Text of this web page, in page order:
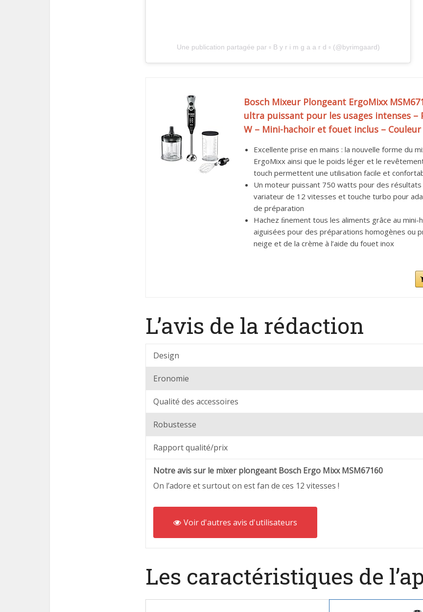
Une publication partagée par ▫️ B y r i m g a a r d ▫️ (@byrimgaard)
Bosch Mixeur Plongeant ErgoMixx
ultra puissant pour les usages intenses –
W – Mini-hachoir et fouet inclus –
Excellente prise en mains : la nouvelle forme du
ErgoMixx ainsi que le poids léger et le
touch permettent une utilisation facile et
Un moteur puissant 750 watts pour des
variateur de 12 vitesses et touche turbo pour
de préparation
Hachez ﬁnement tous les aliments grâce au mini-
aiguisées pour des préparations homogènes ou
neige et de la crème à l’aide du fouet inox
L’avis de la rédaction
Design
Eronomie
Qualité des accessoires
Robustesse
Rapport qualité/prix
Notre avis sur le mixer plongeant Bosch Ergo Mixx MSM67160
On l’adore et surtout on est fan de ces 12 vitesses !
Voir d'autres avis d'utilisateurs
Les caractéristiques de